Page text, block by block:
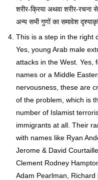
शरीर-क्रिया अथवा शरीर-रचना
अन्य सभी गुणों का समावेश
This is a step in the right
Yes, young Arab male
attacks in the West. Yes,
names or a Middle
nervousness, these are
of the problem, which is
number of Islamist
immigrants at all. Their
with names like Ryan
Jerome & David
Clement Rodney
Adam Pearlman,